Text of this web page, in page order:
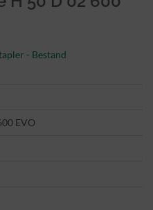
- Bestand
EVO